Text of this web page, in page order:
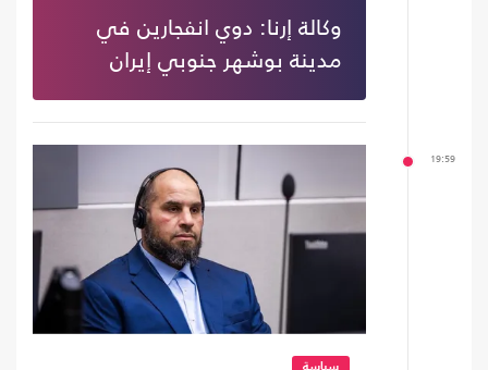
وكالة إرنا: دوي انفجارين في
مدينة بوشهر جنوبي إيران
19:59
سياسة